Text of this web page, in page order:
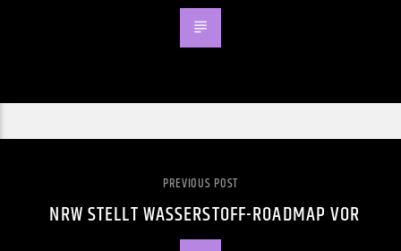
PREVIOUS POST
NRW STELLT WASSERSTOFF-ROADMAP VOR